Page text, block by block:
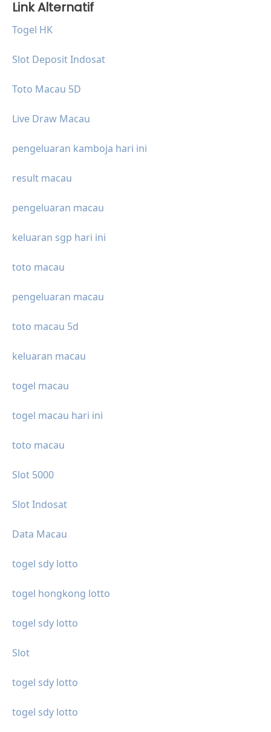
Link Alternatif
Togel HK
Slot Deposit Indosat
Toto Macau 5D
Live Draw Macau
pengeluaran kamboja hari ini
result macau
pengeluaran macau
keluaran sgp hari ini
toto macau
pengeluaran macau
toto macau 5d
keluaran macau
togel macau
togel macau hari ini
toto macau
Slot 5000
Slot Indosat
Data Macau
togel sdy lotto
togel hongkong lotto
togel sdy lotto
Slot
togel sdy lotto
togel sdy lotto